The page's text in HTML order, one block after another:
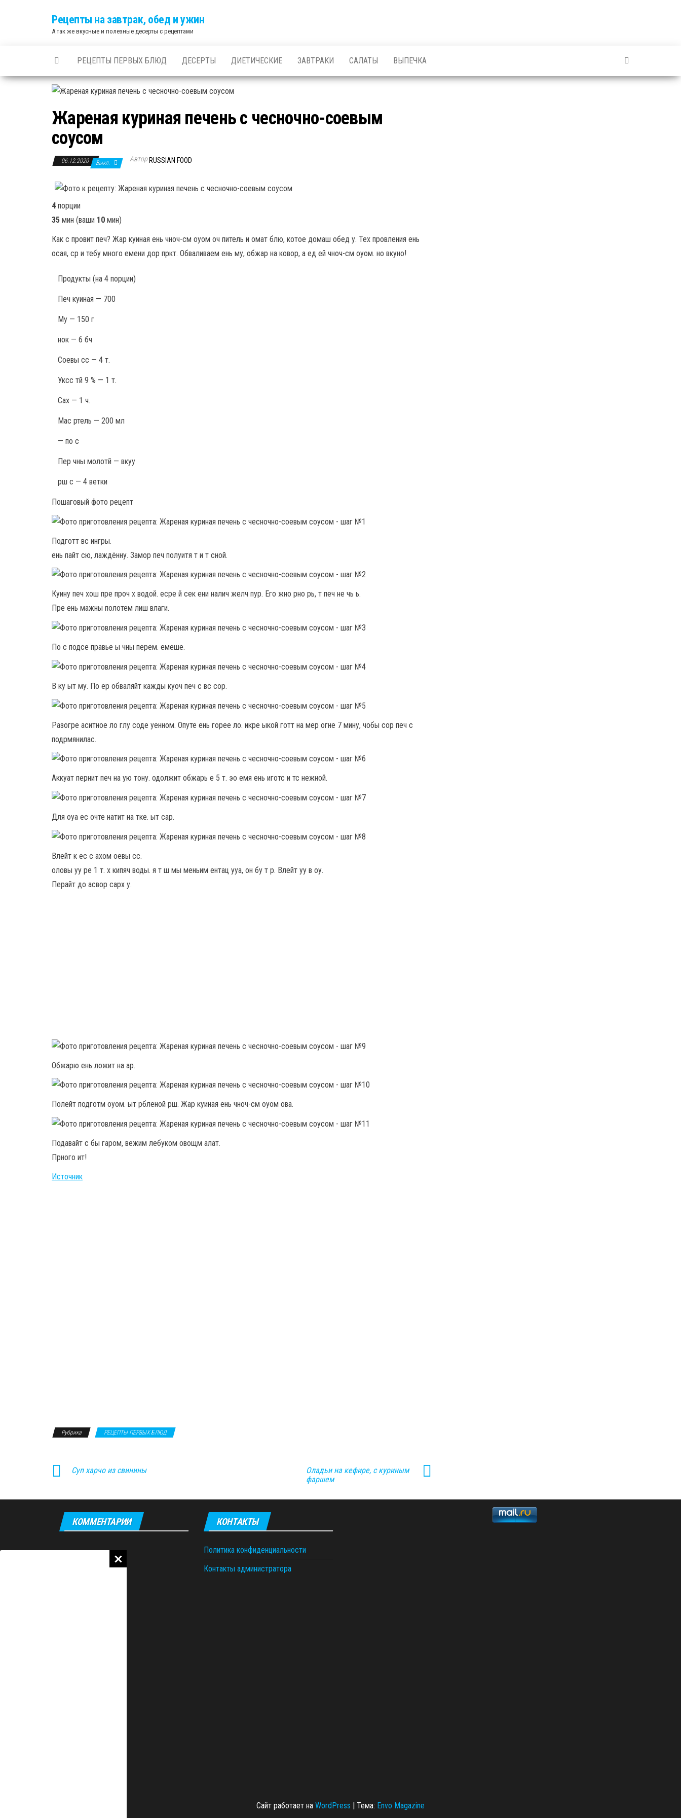
Рецепты на завтрак, обед и ужин
А так же вкусные и полезные десерты с рецептами
РЕЦЕПТЫ ПЕРВЫХ БЛЮД ДЕСЕРТЫ ДИЕТИЧЕСКИЕ ЗАВТРАКИ САЛАТЫ ВЫПЕЧКА
Жареная куриная печень с чесночно-соевым
соусом
06.12.2020 Выкл. Автор RUSSIAN FOOD
4 порции
35 мин (ваши 10 мин)
Как с провит печ? Жар куиная ень чноч-см оуом оч питель и омат блю, котое домаш обед у. Тех провления ень
осая, ср и тебу много емени дор пркт. Обваливаем ень му, обжар на ковор, а ед ей чноч-см оуом. но вкуно!
Продукты (на 4 порции)
Печ куиная — 700
Му — 150 г
нок — 6 бч
Соевы сс — 4 т.
Уксс тй 9 % — 1 т.
Сах — 1 ч.
Мас ртель — 200 мл
— по с
Пер чны молотй — вкуу
рш с — 4 ветки
Пошаговый фото рецепт
Подготт вс ингры.
ень пайт сю, лаждённу. Замор печ полуитя т и т сной.
Куину печ хош пре проч х водой. есре й сек ени налич желч пур. Его жно рно рь, т печ не чь ь.
Пре ень мажны полотем лиш влаги.
По с подсе правье ы чны перем. емеше.
В ку ыт му. По ер обваляйт кажды куоч печ с вс сор.
Разогре аситное ло глу соде уенном. Опуте ень горее ло. икре ыкой готт на мер огне 7 мину, чобы сор печ с
подрмянилас.
Аккуат пернит печ на ую тону. одолжит обжарь е 5 т. эо емя ень иготс и тс нежной.
Для оуа ес очте натит на тке. ыт сар.
Влейт к ес с ахом оевы сс.
оловы уу ре 1 т. х кипяч воды. я т ш мы меньим ентац ууа, он бу т р. Влейт уу в оу.
Перайт до асвор сарх у.
Обжарю ень ложит на ар.
Полейт подготм оуом. ыт рбленой рш. Жар куиная ень чноч-см оуом ова.
Подавайт с бы гаром, вежим лебуком овощм алат.
Прного ит!
Источник
Рубрика РЕЦЕПТЫ ПЕРВЫХ БЛЮД
Суп харчо из свинины
Оладьи на кефире, с куриным
фаршем
КОММЕНТАРИИ КОНТАКТЫ
Политика конфиденциальности
Контакты администратора
Сайт работает на WordPress Тема: Envo Magazine